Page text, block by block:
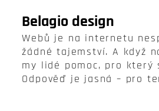
content
Belagio design
Webů je na internetu
žádné tajemství. A když
my lidé pomoc, pro který
Odpověď je jasná – pro